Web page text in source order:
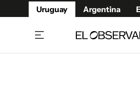
Uruguay Argentina